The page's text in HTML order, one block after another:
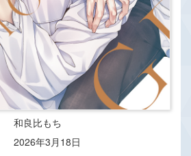
和良比もち
2026年3月18日